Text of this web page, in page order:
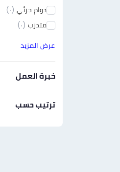
دوام جزئي (٠)
متدرب (٠)
عرض المزيد
خبرة العمل
ترتيب حسب